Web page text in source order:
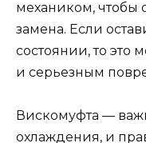
механиком, чтобы
замена. Если
состоянии, то это
и серьезным
Вискомуфта —
охлаждения, и